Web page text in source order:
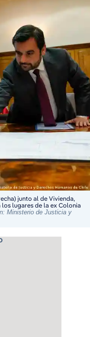
junto al de Vivienda,
lugares de la ex Colonia
Ministerio de Justicia y